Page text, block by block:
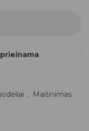
,
Maitinimas